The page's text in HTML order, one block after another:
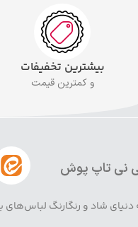
بیشترین تخفیفات
و کمترین قیمت
نی تاپ پوش
دنیای شاد و رنگارنگ لباس‌های